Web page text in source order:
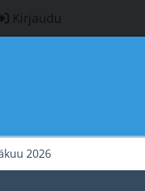
Kirjaudu
2026